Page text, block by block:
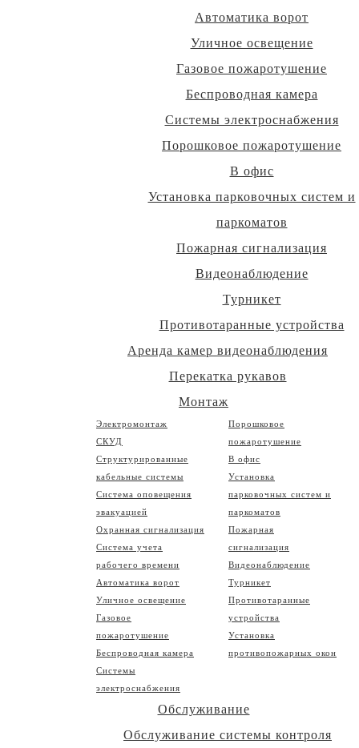
Автоматика ворот
Уличное освещение
Газовое пожаротушение
Беспроводная камера
Системы электроснабжения
Порошковое пожаротушение
В офис
Установка парковочных систем и
паркоматов
Пожарная сигнализация
Видеонаблюдение
Турникет
Противотаранные устройства
Аренда камер видеонаблюдения
Перекатка рукавов
Монтаж
Электромонтаж
СКУД
Структурированные
кабельные системы
Система оповещения
эвакуацией
Охранная сигнализация
Система учета
рабочего времени
Автоматика ворот
Уличное освещение
Газовое
пожаротушение
Беспроводная камера
Системы
электроснабжения
Порошковое
пожаротушение
В офис
Установка
парковочных систем и
паркоматов
Пожарная
сигнализация
Видеонаблюдение
Турникет
Противотаранные
устройства
Установка
противопожарных окон
Обслуживание
Обслуживание системы контроля